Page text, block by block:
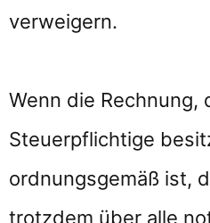
verweigern.
Wenn die Rechnung,
Steuerpflichtige
ordnungsgemäß ist,
trotzdem über alle